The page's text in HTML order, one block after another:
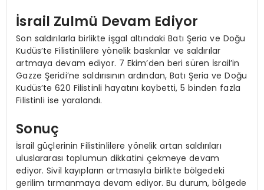
İsrail Zulmü Devam Ediyor
Son saldırılarla birlikte işgal altındaki Batı Şeria ve Doğu
Kudüs’te Filistinlilere yönelik baskınlar ve saldırılar
artmaya devam ediyor. 7 Ekim’den beri süren İsrail’in
Gazze Şeridi’ne saldırısının ardından, Batı Şeria ve Doğu
Kudüs’te 620 Filistinli hayatını kaybetti, 5 binden fazla
Filistinli ise yaralandı.
Sonuç
İsrail güçlerinin Filistinlilere yönelik artan saldırıları
uluslararası toplumun dikkatini çekmeye devam
ediyor. Sivil kayıpların artmasıyla birlikte bölgedeki
gerilim tırmanmaya devam ediyor. Bu durum, bölgede